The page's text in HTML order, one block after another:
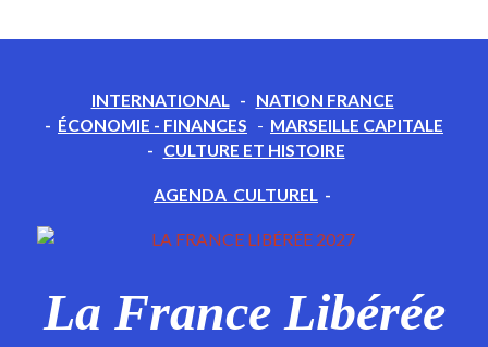
INTERNATIONAL - NATION FRANCE
- ÉCONOMIE - FINANCES - MARSEILLE CAPITALE
- CULTURE ET HISTOIRE
AGENDA CULTUREL -
La France Libérée